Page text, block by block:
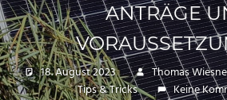
ANTRÄGE
18. August 2023 Thomas
Tips & Tricks
Keine